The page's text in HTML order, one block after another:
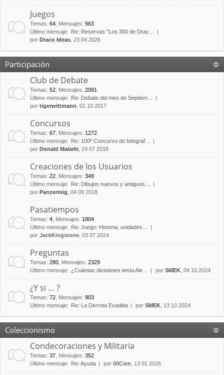
Juegos
Temas: 64 Mensajes: 563
Último mensaje:
Re: Reservas "Los 300 de Drac…
por Draco Ideas , 23 04 2026
Participación
Club de Debate
Temas: 52 Mensajes: 2091
Último mensaje:
Re: Debate del mes de Septiem…
por tigerwittmann , 01 10 2017
Concursos
Temas: 67 Mensajes: 1272
Último mensaje:
Re: 100º Concurso de fotograf…
por Donald Malarki , 24 07 2018
Creaciones de los Usuarios
Temas: 22 Mensajes: 349
Último mensaje:
Re: Dibujos nuevos y antiguos…
por Panzermig , 04 09 2018
Pasatiempos
Temas: 4 Mensajes: 1804
Último mensaje:
Re: Juego: Historia, unidades…
por JackKingstone , 03 07 2024
Preguntas
Temas: 280 Mensajes: 2329
Último mensaje: ¿Cuántas divisiones tenía Ale… por SMEK , 04 10 2024
¿Y si … ?
Temas: 72 Mensajes: 903
Último mensaje:
Re: La Derrota Evadida por SMEK , 13 10 2024
Coleccionismo
Condecoraciones y Militaria
Temas: 37 Mensajes: 352
Último mensaje:
Re: Ayuda por 00Cien , 13 01 2026